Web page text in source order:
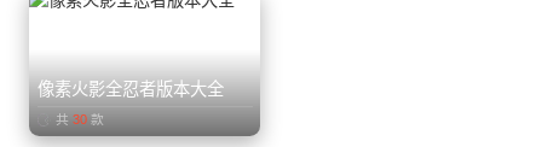
像素火影全忍者版本大全
共 30 款